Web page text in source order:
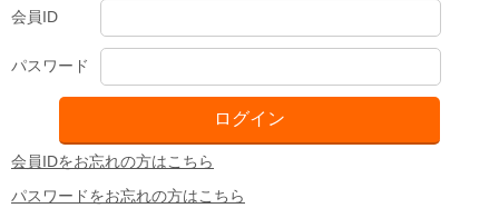
会員ID
パスワード
会員IDをお忘れの方はこちら
パスワードをお忘れの方はこちら